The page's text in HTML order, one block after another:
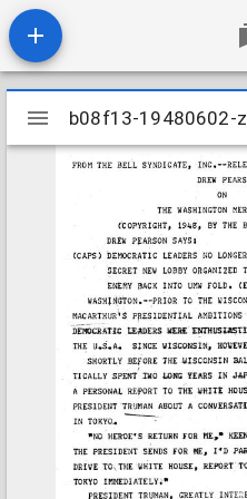
Mirador
viewer
b08f13-19480602-z
b08f13-19480602-z